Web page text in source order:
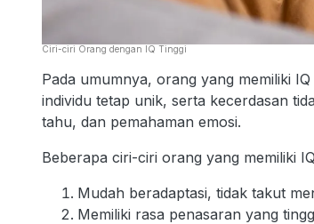
Ciri-ciri Orang dengan IQ Tinggi
Pada umumnya, orang yang memiliki
individu tetap unik, serta kecerdasan
tahu, dan pemahaman emosi.
Beberapa ciri-ciri orang yang memiliki
Mudah beradaptasi, tidak takut
Memiliki rasa penasaran yang